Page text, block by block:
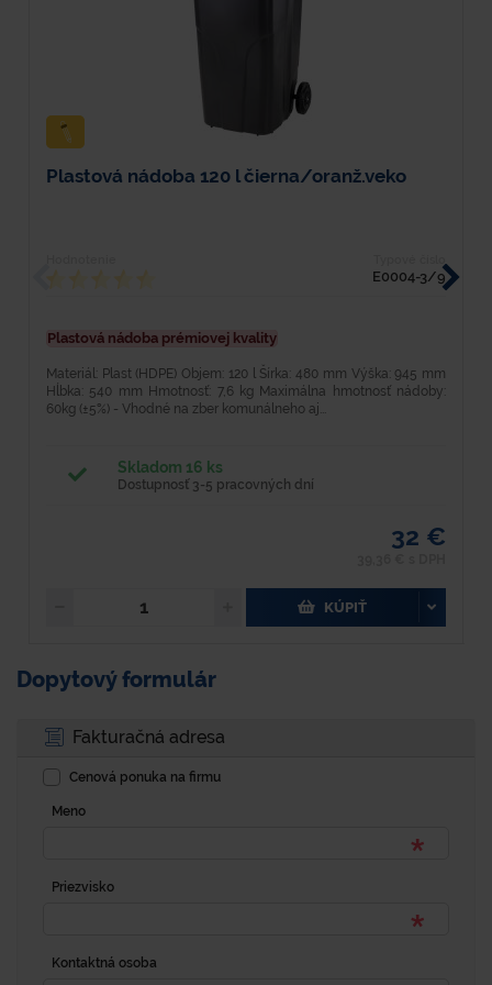
Plastová nádoba 120 l čierna/oranž.veko
E0004-3/9
Plastová nádoba prémiovej kvality
Materiál: Plast (HDPE) Objem: 120 l Šírka: 480 mm Výška: 945 mm
Hĺbka: 540 mm Hmotnosť: 7,6 kg Maximálna hmotnosť nádoby:
60kg (±5%) - Vhodné na zber komunálneho aj...
Skladom 16 ks
Dostupnosť 3-5 pracovných dní
32 €
KÚPIŤ
Dopytový formulár
Fakturačná adresa
Cenová ponuka na firmu
Meno
Priezvisko
Kontaktná osoba